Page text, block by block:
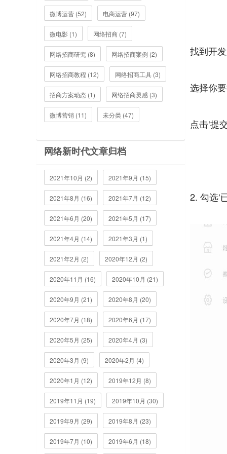
微博运营 (52) 电商运营 (97)
微电影 (1) 网络招商 (7)
网络招商研究 (8) 网络招商案例 (2)
网络招商教程 (12) 网络招商工具 (3)
招商方案动态 (1) 网络招商灵感 (3)
微博营销 (11) 未分类 (47)
网络新时代文章归档
2021年10月 (2) 2021年9月 (15)
2021年8月 (16) 2021年7月 (12)
2021年6月 (20) 2021年5月 (17)
2021年4月 (14) 2021年3月 (1)
2021年2月 (2) 2020年12月 (2)
2020年11月 (16) 2020年10月 (21)
2020年9月 (21) 2020年8月 (20)
2020年7月 (18) 2020年6月 (17)
2020年5月 (25) 2020年4月 (3)
2020年3月 (9) 2020年2月 (4)
2020年1月 (12) 2019年12月 (8)
2019年11月 (19) 2019年10月 (30)
2019年9月 (29) 2019年8月 (23)
2019年7月 (10) 2019年6月 (18)
找到开
选择你
点击‘提
2. 勾选‘